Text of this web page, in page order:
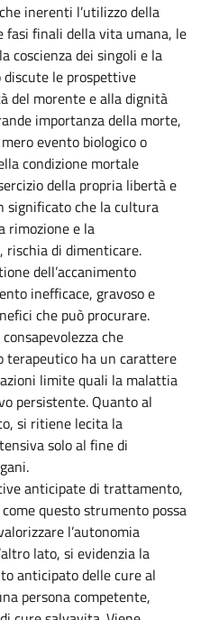
inerenti l’utilizzo della
fasi finali della vita umana, le
coscienza dei singoli e la
discute le prospettive
del morente e alla dignità
importanza della morte,
evento biologico o
condizione mortale
della propria libertà e
significato che la cultura
rimozione e la
rischia di dimenticare.
dell’accanimento
inefficace, gravoso e
che può procurare.
che
terapeutico ha un carattere
limite quali la malattia
persistente. Quanto al
si ritiene lecita la
solo al fine di
anticipate di trattamento,
questo strumento possa
l’autonomia
lato, si evidenzia la
anticipato delle cure al
persona competente,